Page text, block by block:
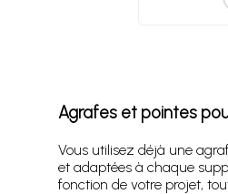
Agrafes et pointes
Vous utilisez déjà une
et adaptées à chaque
fonction de votre projet,